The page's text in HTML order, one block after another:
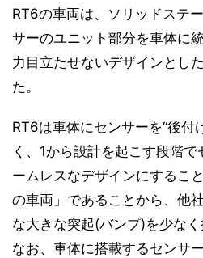
RT6の車両は、ソリッドステ
サーのユニット部分を車体に
力目立たせないデザインとし
た。
RT6は車体にセンサーを“後付
く、1から設計を起こす段階
ームレスなデザインにするこ
の車両」であることから、他
な大きな突起(バンプ)を少なく
なお、車体に搭載するセンサ